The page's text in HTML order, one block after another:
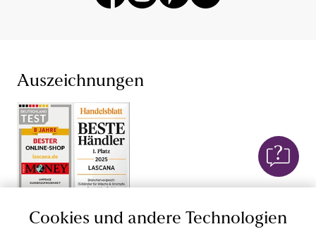
Auszeichnungen
Geprüfte Sicherheit
Cookies und andere Technologien